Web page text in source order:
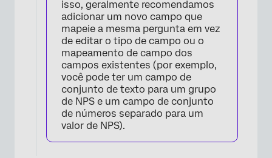
isso, geralmente recomendamos
adicionar um novo campo que
mapeie a mesma pergunta em vez
de editar o tipo de campo ou o
mapeamento de campo dos
campos existentes (por exemplo,
você pode ter um campo de
conjunto de texto para um grupo
de NPS e um campo de conjunto
de números separado para um
valor de NPS).